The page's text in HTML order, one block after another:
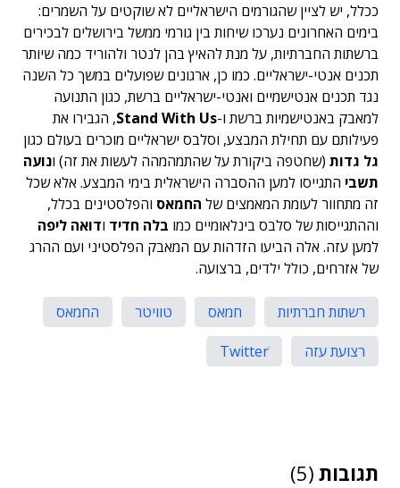
ככלל, יש לציין שהגורמים הישראליים לא שוקטים על השמרים:
בימים האחרונים נערכו שיחות בין גורמי ממשל בירושלים לבכירים
ברשתות החברתיות, על מנת להאיץ בהן לנטר ולהוריד כמה שיותר
תכנים אנטי-ישראליים. כמו כן, ארגונים שפועלים במשך כל השנה
נגד תכנים אנטישמיים ואנטי-ישראליים ברשת, כגון התנועה
למאבק באנטישמיות ברשת ו-Stand With Us, הגבירו את
פעילותם עם תחילת המבצע, וסלבס ישראליים מוכרים בעולם כגון
גל גדות (שחטפה ביקורת על שהתמהמהה לעשות את זה) ונועה
תשבי התגייסו למען ההסברה הישראלית בימי המבצע. אלא שכל
זה מתחוור לעומת המאמצים של החמאס והפלסטינים בכלל,
וההתגייסות של סלבס בינלאומיים כמו בלה חדיד ודואה ליפה
למען עזה. אלה הביעו הזדהות עם המאבק הפלסטיני ועם ההרג
של אזרחים, כולל ילדים, ברצועה.
רשתות חברתיות חמאס טוויטר
החמאס
רצועת עזה
Twitterׂ
תגובות (5)